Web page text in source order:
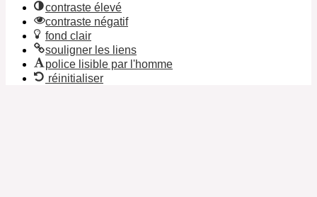
contraste élevé
contraste négatif
fond clair
souligner les liens
police lisible par l'homme
réinitialiser